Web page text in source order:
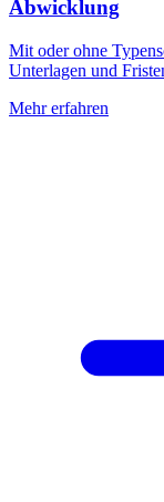
Abwicklung
Mit oder ohne
Unterlagen und
Mehr erfahren